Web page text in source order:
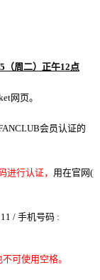
（周二）正午12 点
网页。
会员认证的
进行认证， 用在官 网(
/ 手机号码 :
不可使用空格。